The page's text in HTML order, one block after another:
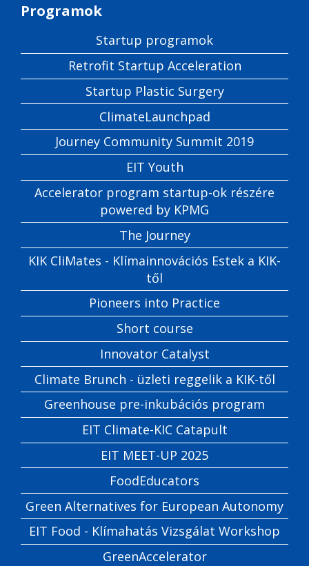
Programok
Startup programok
Retrofit Startup Acceleration
Startup Plastic Surgery
ClimateLaunchpad
Journey Community Summit 2019
EIT Youth
Accelerator program startup-ok részére
powered by KPMG
The Journey
KIK CliMates - Klímainnovációs Estek a KIK-
től
Pioneers into Practice
Short course
Innovator Catalyst
Climate Brunch - üzleti reggelik a KIK-től
Greenhouse pre-inkubációs program
EIT Climate-KIC Catapult
EIT MEET-UP 2025
FoodEducators
Green Alternatives for European Autonomy
EIT Food - Klímahatás Vizsgálat Workshop
GreenAccelerator